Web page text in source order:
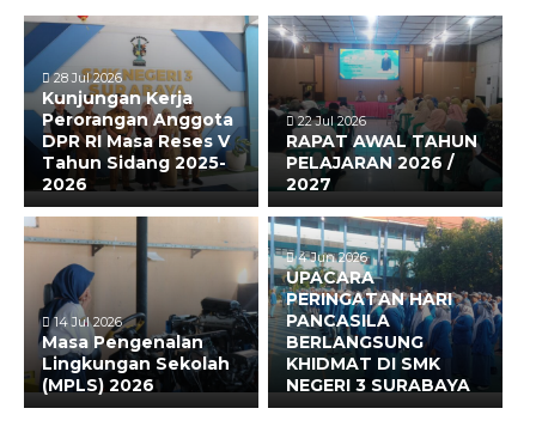
28 Jul 2026
Kunjungan Kerja
Perorangan Anggota
DPR RI Masa Reses V
Tahun Sidang 2025-
2026
22 Jul 2026
RAPAT AWAL TAHUN
PELAJARAN 2026 /
2027
14 Jul 2026
Masa Pengenalan
Lingkungan Sekolah
(MPLS) 2026
4 Jun 2026
UPACARA
PERINGATAN HARI
PANCASILA
BERLANGSUNG
KHIDMAT DI SMK
NEGERI 3 SURABAYA